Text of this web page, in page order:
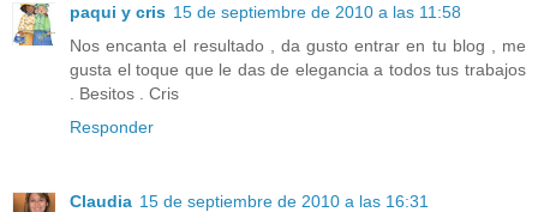
paqui y cris 15 de septiembre de 2010 a las 11:58
Nos encanta el resultado , da gusto entrar en tu blog , me
gusta el toque que le das de elegancia a todos tus trabajos
. Besitos . Cris
Responder
Claudia 15 de septiembre de 2010 a las 16:31